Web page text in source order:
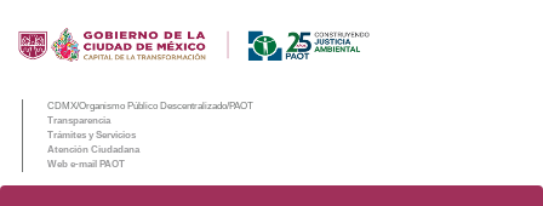
CDMX/Organismo Público Descentralizado/PAOT
Transparencia
Trámites y Servicios
Atención Ciudadana
Web e-mail PAOT